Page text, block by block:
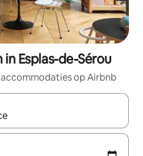
Esplas-de-Sérou
op Airbnb
zijn, maak je een keuze